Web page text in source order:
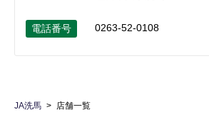
機能・サービス
電話番号 0263-52-0108
JA洗馬 店舗一覧